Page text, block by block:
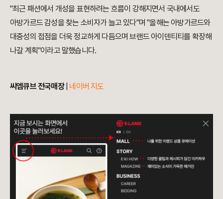
"최근 패션에서 개성을 표현하려는 흐름이 강해지면서 국내에서도
아방가르드 감성을 찾는 소비자가 늘고 있다"며 "올해는 아방가르드와
대중성의 접점을 더욱 정교하게 다듬으며 브랜드 아이덴티티를 확장해
나갈 계획"이라고 말했습니다.
씨엠큐브 전국매장 네이버 지도